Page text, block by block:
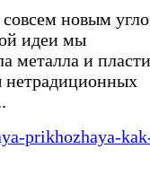
новым
идеи мы
металла и
нетрадиционных